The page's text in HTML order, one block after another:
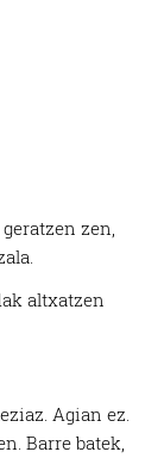
zen,
altxatzen
Agian ez.
Barre batek,